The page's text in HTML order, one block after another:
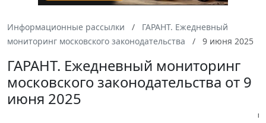
Информационные рассылки
ГАРАНТ. Ежедневный
мониторинг московского законодательства
9 июня 2025
ГАРАНТ. Ежедневный мониторинг
московского законодательства от 9
июня 2025